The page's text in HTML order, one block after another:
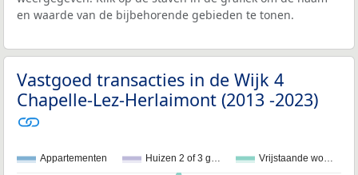
en waarde van de bijbehorende gebieden te tonen.
Vastgoed transacties in de Wijk 4
Chapelle-Lez-Herlaimont (2013 -2023)
Appartementen Huizen 2 of 3 g… Vrijstaande wo…